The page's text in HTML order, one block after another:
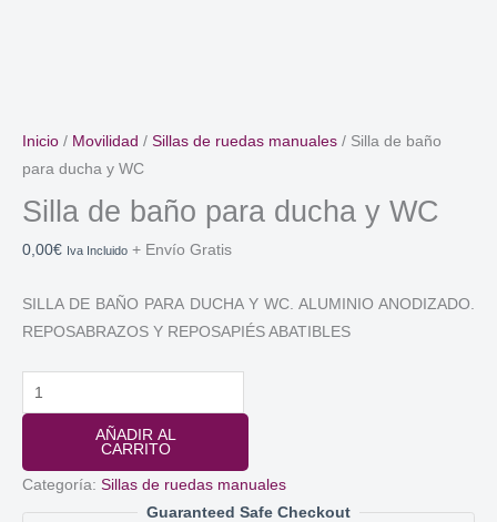
Inicio / Movilidad / Sillas de ruedas manuales / Silla de baño
para ducha y WC
Silla de baño para ducha y WC
0,00€ Iva Incluido + Envío Gratis
SILLA DE BAÑO PARA DUCHA Y WC. ALUMINIO ANODIZADO.
REPOSABRAZOS Y REPOSAPIÉS ABATIBLES
Silla
de
para
ducha
AÑADIR AL
CARRITO
Categoría: Sillas de ruedas manuales
Guaranteed Safe Checkout